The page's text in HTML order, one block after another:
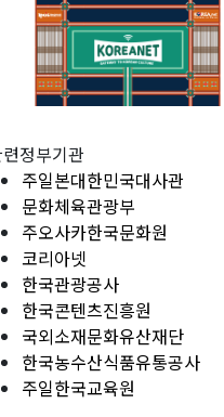
정부기관
주일본대한민국대사관
문화체육관광부
주오사카한국문화원
코리아넷
한국관광공사
한국콘텐츠진흥원
국외소재문화유산재단
한국농수산식품유통공사
주일한국교육원